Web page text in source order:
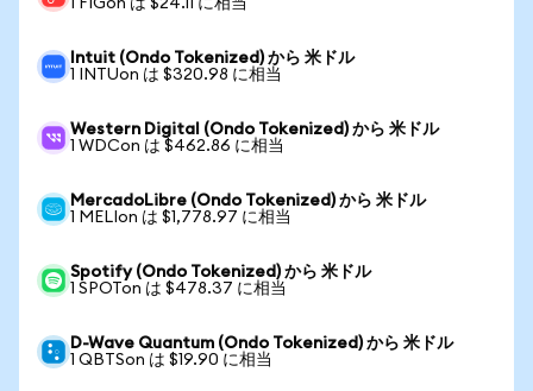
1 FIGon は $24.11 に相当
Intuit (Ondo Tokenized) から 米ドル
1 INTUon は $320.98 に相当
Western Digital (Ondo Tokenized) から 米ドル
1 WDCon は $462.86 に相当
MercadoLibre (Ondo Tokenized) から 米ドル
1 MELIon は $1,778.97 に相当
Spotify (Ondo Tokenized) から 米ドル
1 SPOTon は $478.37 に相当
D-Wave Quantum (Ondo Tokenized) から 米ドル
1 QBTSon は $19.90 に相当